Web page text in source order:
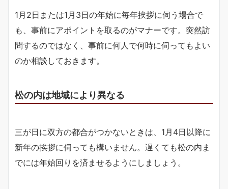
1月2日または1月3日の年始に毎年挨拶に伺う場合で
も、事前にアポイントを取るのがマナーです。突然訪
問するのではなく、事前に何人で何時に伺ってもよい
のか相談しておきます。
松の内は地域により異なる
三が日に双方の都合がつかないときは、1月4日以降に
新年の挨拶に伺っても構いません。遅くても松の内ま
でには年始回りを済ませるようにしましょう。